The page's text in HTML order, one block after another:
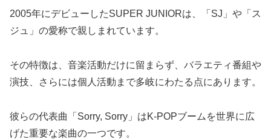
2005年にデビューしたSUPER JUNIORは、「SJ」や「ス
ジュ」の愛称で親しまれています。
その特徴は、音楽活動だけに留まらず、バラエティ番組や
演技、さらには個人活動まで多岐にわたる点にあります。
彼らの代表曲「Sorry, Sorry」はK-POPブームを世界に広
げた重要な楽曲の一つです。